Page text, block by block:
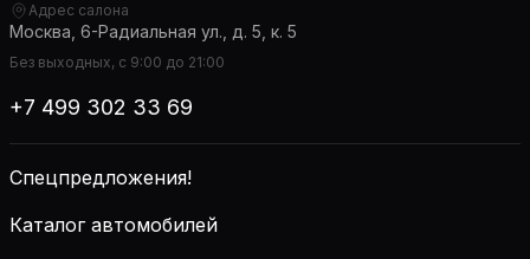
Адрес салона
Москва, 6-Радиальная ул., д. 5, к. 5
Без выходных, с 9:00 до 21:00
+7 499 302 33 69
Спецпредложения!
Каталог автомобилей